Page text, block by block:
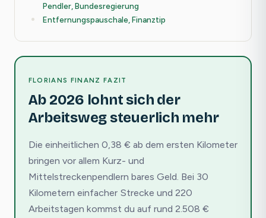
Pendler, Bundesregierung
Entfernungspauschale, Finanztip
FLORIANS FINANZ FAZIT
Ab 2026 lohnt sich der
Arbeitsweg steuerlich mehr
Die einheitlichen 0,38 € ab dem ersten Kilometer
bringen vor allem Kurz- und
Mittelstreckenpendlern bares Geld. Bei 30
Kilometern einfacher Strecke und 220
Arbeitstagen kommst du auf rund 2.508 €